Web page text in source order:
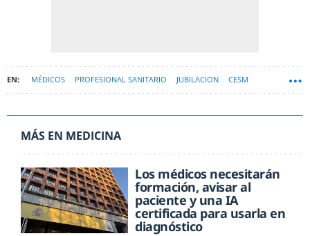
MÉDICOS PROFESIONAL SANITARIO JUBILACION CESM
MÁS EN MEDICINA
Los médicos necesitarán
formación, avisar al
paciente y una IA
certificada para usarla en
diagnóstico